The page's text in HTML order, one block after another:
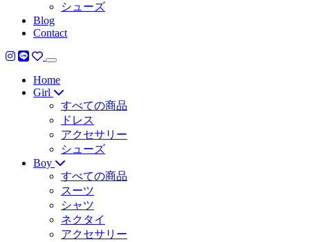
シューズ
Blog
Contact
Home
Girl
すべての商品
ドレス
アクセサリー
シューズ
Boy
すべての商品
スーツ
シャツ
ネクタイ
アクセサリー